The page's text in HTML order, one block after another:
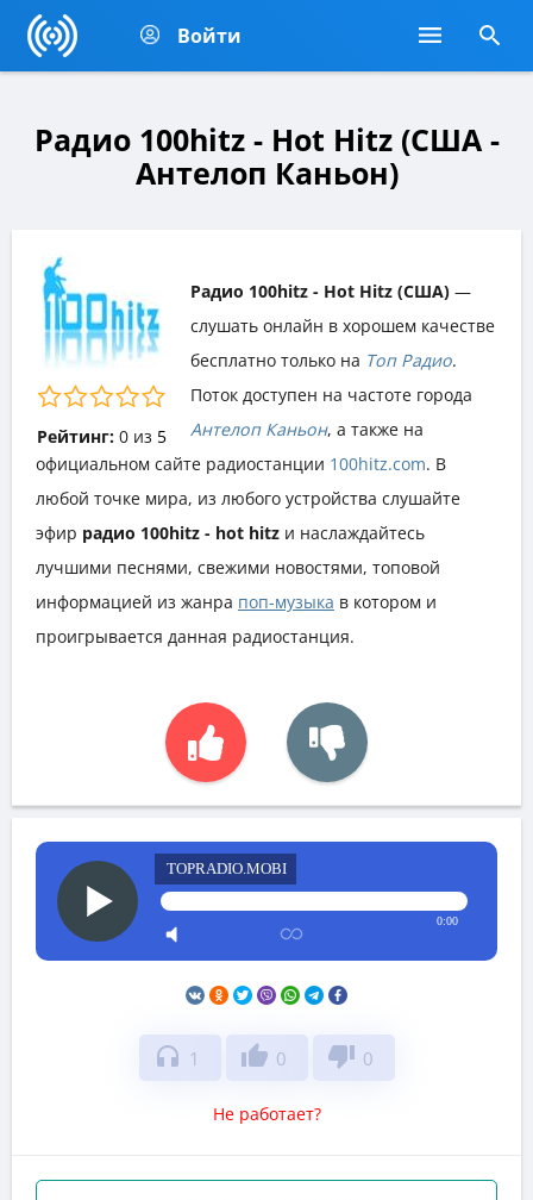
Войти
Радио 100hitz - Hot Hitz (США -
Антелоп Каньон)
Рейтинг: 0из 5
Радио 100hitz - Hot Hitz (США) —
слушать онлайн в хорошем качестве
бесплатно только на Топ Радио.
Поток доступен на частоте города
Антелоп Каньон, а также на
официальном сайте радиостанции 100hitz.com. В
любой точке мира, из любого устройства слушайте
эфир радио 100hitz - hot hitz и наслаждайтесь
лучшими песнями, свежими новостями, топовой
информацией из жанра поп-музыка в котором и
проигрывается данная радиостанция.
TOPRADIO.MOBI
0:00
headphones 1 thumb_up 0 thumb_down 0
Не работает?